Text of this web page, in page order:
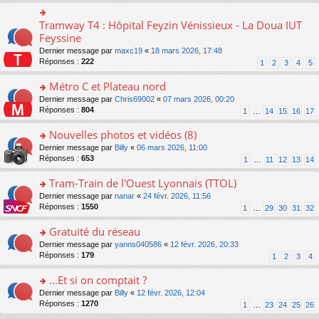
c
e
nt
pl
u
s
ré
c
e
n
o
n
lu
le
pl
u
s
ré
c
s
s
g
e
n
lu
le
pl
u
s
ré
c
er
le
m
e
s
s
a
g
e
n
o
n
lu
le
pl
u
ré
c
e
nt
o
n
ult
er
le
m
e
s
s
a
g
e
n
o
n
lu
le
pl
s
ré
c
e
nt
Tramway T4 : Hôpital Feyzin Vénissieux - La Doua IUT
Feyssine
Dernier message par maxc19 « 18 mars 2026, 17:48
Réponses : 222 1 2 3 4 5
o
n
s
ult
er
le
m
e
s
s
a
g
n
o
n
lu
le
pl
u
s
Métro C et Plateau nord
Dernier message par Chris69002 « 07 mars 2026, 00:20
Réponses : 804 1 14 15 16 17
o
n
s
ult
er
le
m
e
s
s
a
g
n
o
n
Nouvelles photos et vidéos (8)
Dernier message par Billy « 06 mars 2026, 11:00
Réponses : 653 1 11 12 13 14
o
n
s
ult
er
le
m
e
s
s
a
g
Tram-Train de l'Ouest Lyonnais (TTOL)
Dernier message par nanar « 24 févr. 2026, 11:56
Réponses : 1550 1 29 30 31 32
o
n
s
ult
er
le
m
Gratuité du réseau
Dernier message par yanns040586 « 12 févr. 2026, 20:33
Réponses : 179 1 2 3 4
o
n
s
...Et si on comptait ?
Dernier message par Billy « 12 févr. 2026, 12:04
Réponses : 1270 1 23 24 25 26